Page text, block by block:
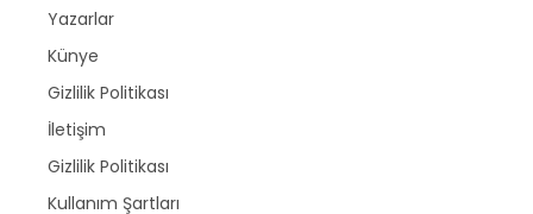
Yazarlar
Künye
Gizlilik Politikası
İletişim
Gizlilik Politikası
Kullanım Şartları